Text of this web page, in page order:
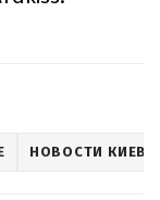
НОВОСТИ КИЕВА